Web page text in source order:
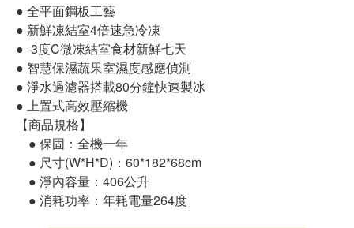
● 全平面鋼板工藝
● 新鮮凍結室4倍速急冷凍
● -3度C微凍結室食材新鮮七天
● 智慧保濕蔬果室濕度感應偵測
● 淨水過濾器搭載80分鐘快速製冰
● 上置式高效壓縮機
【商品規格】
● 保固：全機一年
● 尺寸(W*H*D)：60*182*68cm
● 淨內容量：406公升
● 消耗功率：年耗電量264度